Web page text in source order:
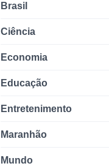
Brasil
Ciência
Economia
Educação
Entretenimento
Maranhão
Mundo